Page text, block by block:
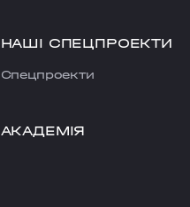
НАШІ СПЕЦПРОЕКТИ
Cпецпроекти
АКАДЕМІЯ